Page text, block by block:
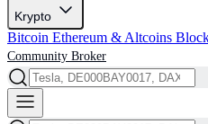
Krypto
Bitcoin Ethereum & Altcoins
Community Broker